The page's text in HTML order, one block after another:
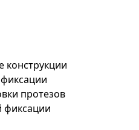
конструкции
протезов
фиксации